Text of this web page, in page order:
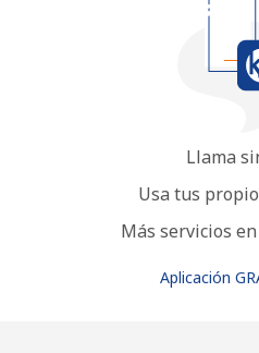
Llama
Usa tus
Más servicios
Aplicación